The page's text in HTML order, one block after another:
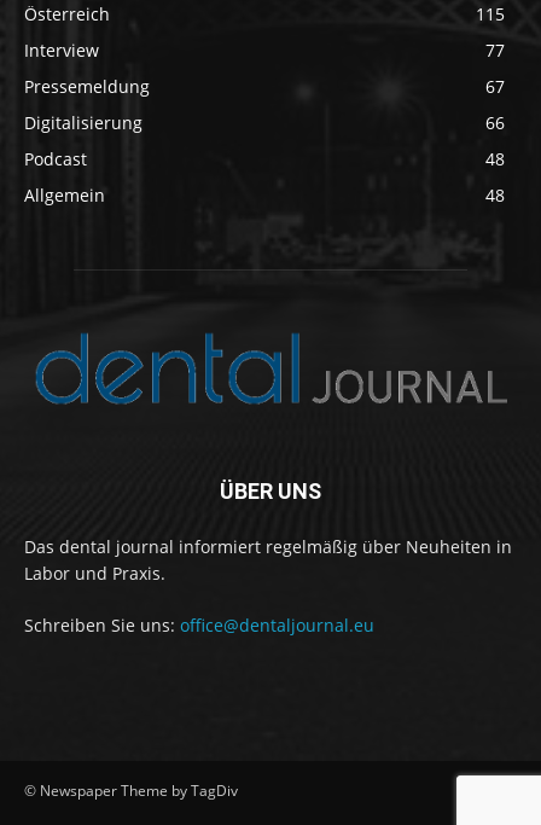
Österreich
115
Interview
77
Pressemeldung
67
Digitalisierung
66
Podcast
48
Allgemein
48
ÜBER UNS
Das dental journal informiert regelmäßig über Neuheiten in
Labor und Praxis.
Schreiben Sie uns: office@dentaljournal.eu
© Newspaper Theme by TagDiv